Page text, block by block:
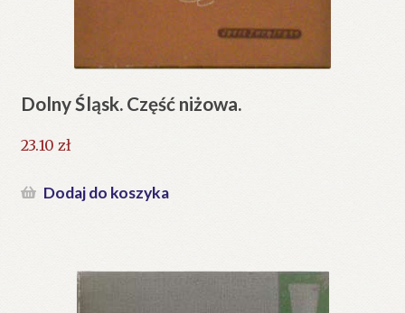
Dolny Śląsk. Część niżowa.
23.10 zł
Dodaj do koszyka